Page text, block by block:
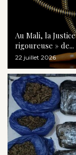
Au Mali, la
rigoureuse » de...
22 juillet 2026